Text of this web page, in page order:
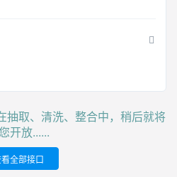
抽取、清洗、整合中，稍后就将
开放......
全部接口